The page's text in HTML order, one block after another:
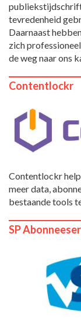
tevredenheid
Daarnaast
zich
de weg naar ons
Contentlockr
Contentlockr
meer data,
bestaande tools
SP